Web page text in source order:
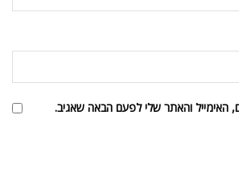
האימייל והאתר שלי לפעם הבאה שאגיב.